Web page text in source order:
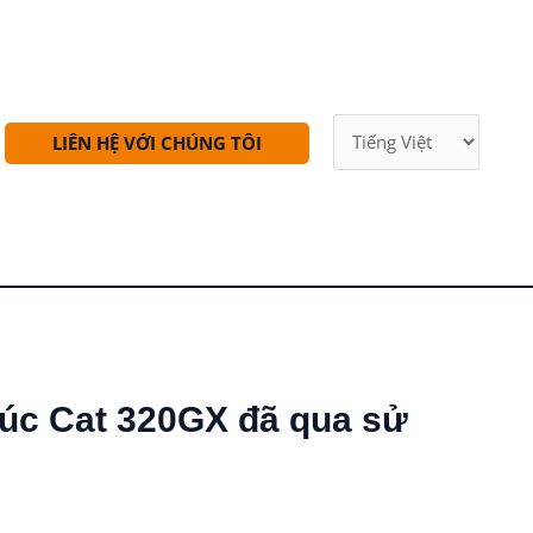
LIÊN HỆ VỚI CHÚNG TÔI
Cat 320GX đã qua sử